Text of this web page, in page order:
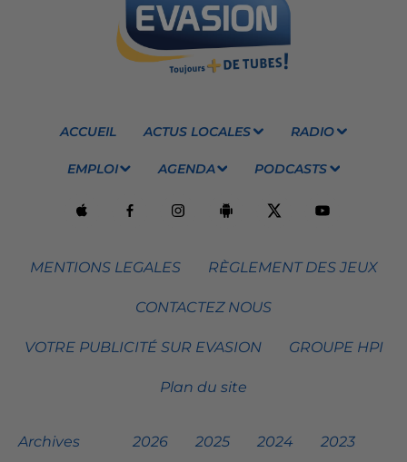
ACCUEIL ACTUS LOCALES RADIO
EMPLOI AGENDA PODCASTS
MENTIONS LEGALES RÈGLEMENT DES JEUX
CONTACTEZ NOUS
VOTRE PUBLICITÉ SUR EVASION GROUPE HPI
Plan du site
Archives 2026 2025 2024 2023